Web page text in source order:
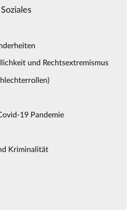
und Rechtsextremismus
19 Pandemie
Kriminalität